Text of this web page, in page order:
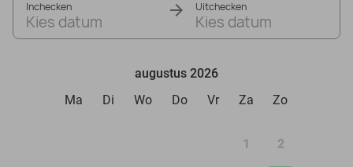
Inchecken
Kies datum
Uitchecken
Kies datum
augustus 2026
Ma
Di Wo Do Vr Za Zo
1 2